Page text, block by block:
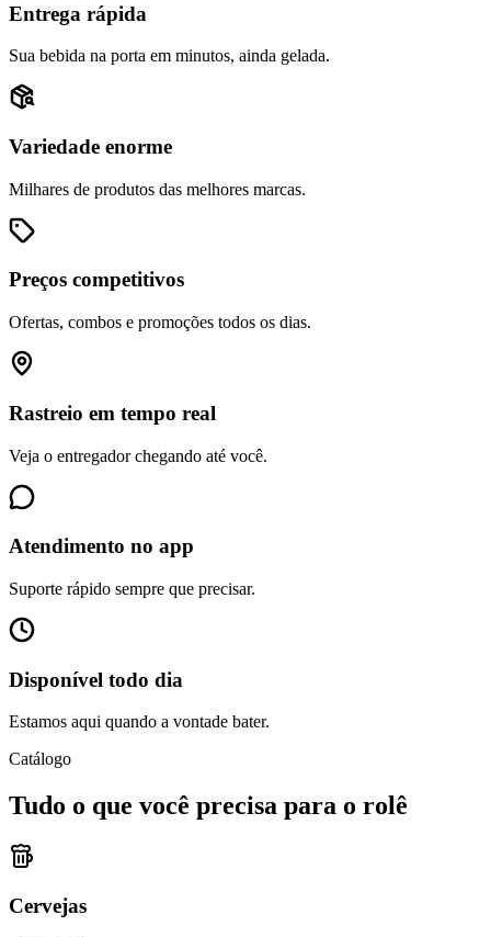
Entrega rápida
Sua bebida na porta em minutos, ainda gelada.
Variedade enorme
Milhares de produtos das melhores marcas.
Preços competitivos
Ofertas, combos e promoções todos os dias.
Rastreio em tempo real
Veja o entregador chegando até você.
Atendimento no app
Suporte rápido sempre que precisar.
Disponível todo dia
Estamos aqui quando a vontade bater.
Catálogo
Tudo o que você precisa para o rolê
Cervejas